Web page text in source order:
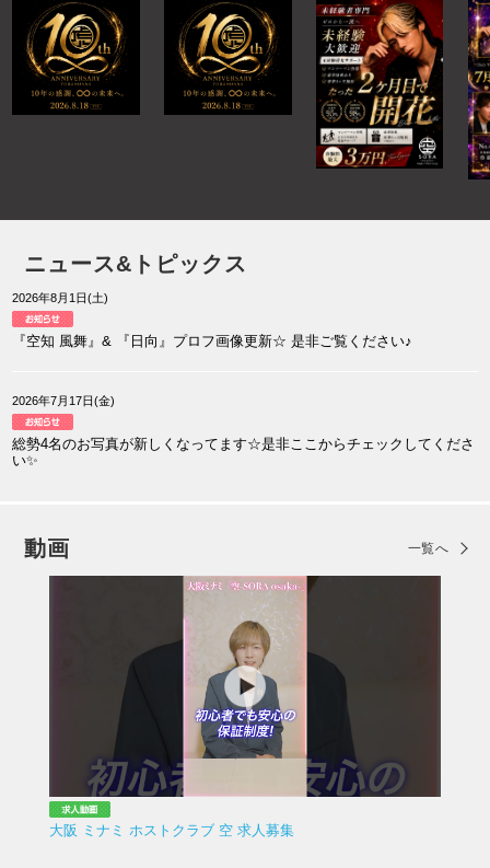
ニュース&トピックス
2026年8月1日(土)
『空知 風舞』& 『日向』プロフ画像更新☆ 是非ご覧ください♪
2026年7月17日(金)
総勢4名のお写真が新しくなってます☆是非ここからチェックしてくださ
い✨
動画 一覧へ
大阪 ミナミ ホストクラブ 空 求人募集